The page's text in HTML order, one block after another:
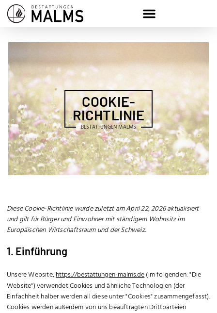
COOKIE-
RICHTLINIE
BESTATTUNGEN MALMS
Diese Cookie-Richtlinie wurde zuletzt am April 22, 2026 aktualisiert
und gilt für Bürger und Einwohner mit ständigem Wohnsitz im
Europäischen Wirtschaftsraum und der Schweiz.
1. Einführung
Unsere Website,https://bestattungen-malms.de(im folgenden: "Die
Website") verwendet Cookies und ähnliche Technologien (der
Einfachheit halber werden all diese unter "Cookies" zusammengefasst).
Cookies werden außerdem von uns beauftragten Drittparteien